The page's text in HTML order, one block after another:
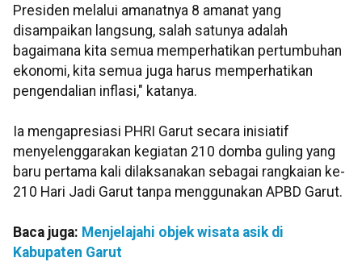
Presiden melalui amanatnya 8 amanat yang
disampaikan langsung, salah satunya adalah
bagaimana kita semua memperhatikan pertumbuhan
ekonomi, kita semua juga harus memperhatikan
pengendalian inflasi," katanya.
Ia mengapresiasi PHRI Garut secara inisiatif
menyelenggarakan kegiatan 210 domba guling yang
baru pertama kali dilaksanakan sebagai rangkaian ke-
210 Hari Jadi Garut tanpa menggunakan APBD Garut.
Baca juga: Menjelajahi objek wisata asik di
Kabupaten Garut